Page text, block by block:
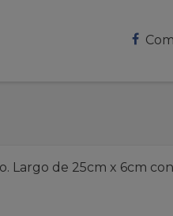
Largo de 25cm x 6cm